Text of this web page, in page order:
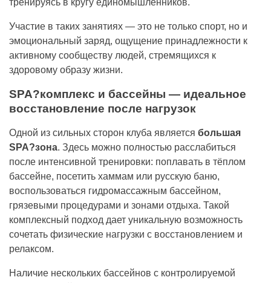
тренируясь в кругу единомышленников.
Участие в таких занятиях — это не только спорт, но и
эмоциональный заряд, ощущение принадлежности к
активному сообществу людей, стремящихся к
здоровому образу жизни.
SPA?комплекс и бассейны — идеальное
восстановление после нагрузок
Одной из сильных сторон клуба является большая
SPA?зона. Здесь можно полностью расслабиться
после интенсивной тренировки: поплавать в тёплом
бассейне, посетить хаммам или русскую баню,
воспользоваться гидромассажным бассейном,
грязевыми процедурами и зонами отдыха. Такой
комплексный подход дает уникальную возможность
сочетать физические нагрузки с восстановлением и
релаксом.
Наличие нескольких бассейнов с контролируемой